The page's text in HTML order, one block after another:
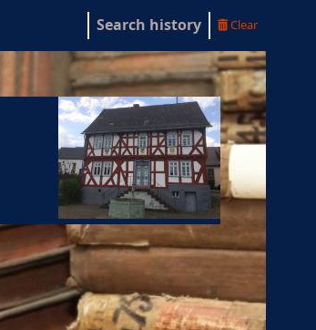
Search history Clear